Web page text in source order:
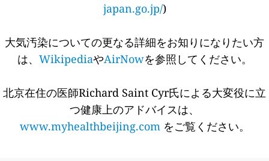
japan.go.jp/)
大気汚染についての更なる詳細をお知りになりたい方
は、 WikipediaやAirNowを参照してください。
北京在住の医師Richard Saint Cyr氏による大変役に立
つ健康上のアドバイスは、
www.myhealthbeijing.com をご覧ください。